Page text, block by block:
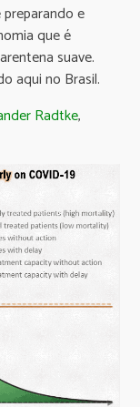
preparando e
que é
suave.
aqui no Brasil.
Radtke,